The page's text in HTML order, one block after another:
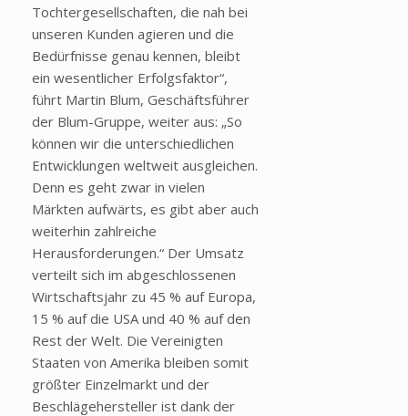
Tochtergesellschaften, die nah bei
unseren Kunden agieren und die
Bedürfnisse genau kennen, bleibt
ein wesentlicher Erfolgsfaktor“,
führt Martin Blum, Geschäftsführer
der Blum-Gruppe, weiter aus: „So
können wir die unterschiedlichen
Entwicklungen weltweit ausgleichen.
Denn es geht zwar in vielen
Märkten aufwärts, es gibt aber auch
weiterhin zahlreiche
Herausforderungen.“ Der Umsatz
verteilt sich im abgeschlossenen
Wirtschaftsjahr zu 45 % auf Europa,
15 % auf die USA und 40 % auf den
Rest der Welt. Die Vereinigten
Staaten von Amerika bleiben somit
größter Einzelmarkt und der
Beschlägehersteller ist dank der